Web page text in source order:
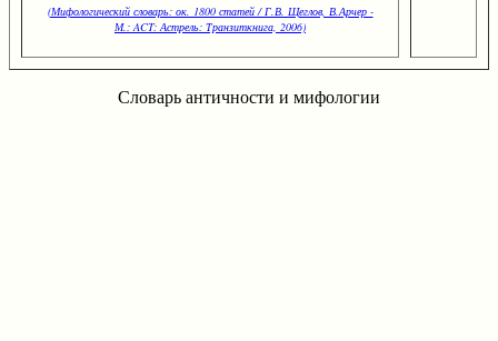
(Мифологический словарь: ок. 1800 статей / Г.В. Щеглов, В.Арчер -
М.: ACT: Астрель: Транзиткнига, 2006)
Словарь античности и мифологии